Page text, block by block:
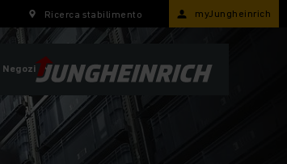
Ricerca stabilimento myJungheinrich
Negozi